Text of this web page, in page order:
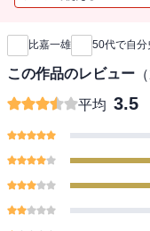
新刊通知
比嘉一雄 50代で自分
この作品のレビュー （
平均 3.5